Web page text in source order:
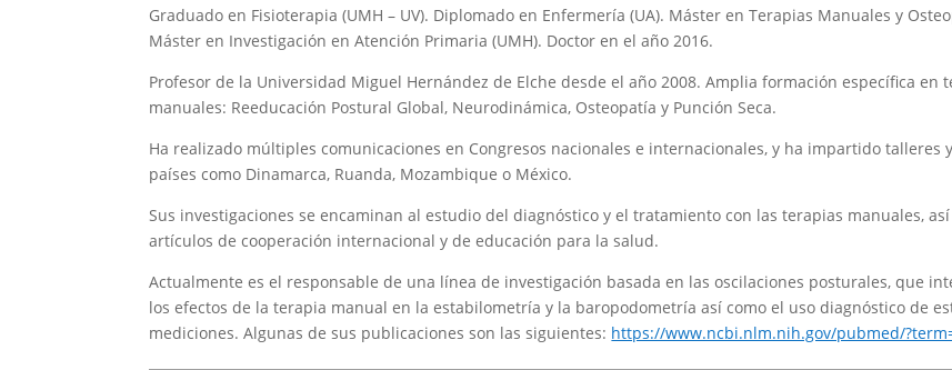
Graduado en Fisioterapia (UMH – UV). Diplomado en Enfermería (UA). Máster en Terapias Manuales y
Máster en Investigación en Atención Primaria (UMH). Doctor en el año 2016.
Profesor de la Universidad Miguel Hernández de Elche desde el año 2008. Amplia formación específica en
manuales: Reeducación Postural Global, Neurodinámica, Osteopatía y Punción Seca.
Ha realizado múltiples comunicaciones en Congresos nacionales e internacionales, y ha impartido talleres
países como Dinamarca, Ruanda, Mozambique o México.
Sus investigaciones se encaminan al estudio del diagnóstico y el tratamiento con las terapias manuales,
artículos de cooperación internacional y de educación para la salud.
Actualmente es el responsable de una línea de investigación basada en las oscilaciones posturales, que
los efectos de la terapia manual en la estabilometría y la baropodometría así como el uso diagnóstico de
mediciones. Algunas de sus publicaciones son las siguientes: https://www.ncbi.nlm.nih.gov/pubmed/